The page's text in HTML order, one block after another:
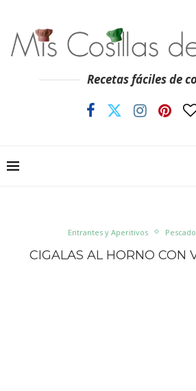
Recetas fáciles de
Entrantes y Aperitivos
CIGALAS AL HORNO CON